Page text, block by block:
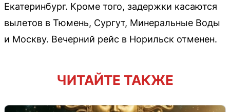
Екатеринбург. Кроме того, задержки касаются
вылетов в Тюмень, Сургут, Минеральные Воды
и Москву. Вечерний рейс в Норильск отменен.
ЧИТАЙТЕ ТАКЖЕ